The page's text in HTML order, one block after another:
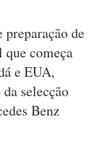
de
começa
e EUA,
selecção
Benz